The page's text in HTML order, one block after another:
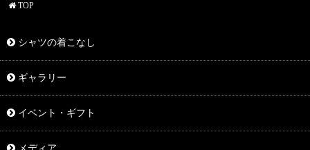
TOP
シャツの着こなし
ギャラリー
イベント・ギフト